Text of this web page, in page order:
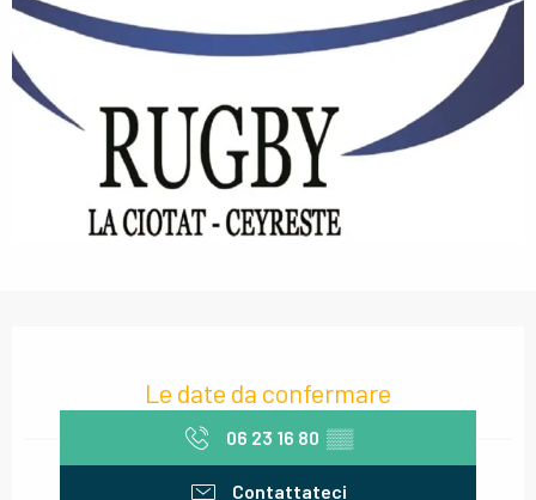
Le date da confermare
06 23 16 80 ▒▒
Contattateci